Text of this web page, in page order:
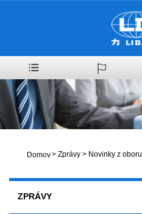
Domov> Zprávy > Novinky z oboru
ZPRÁVY